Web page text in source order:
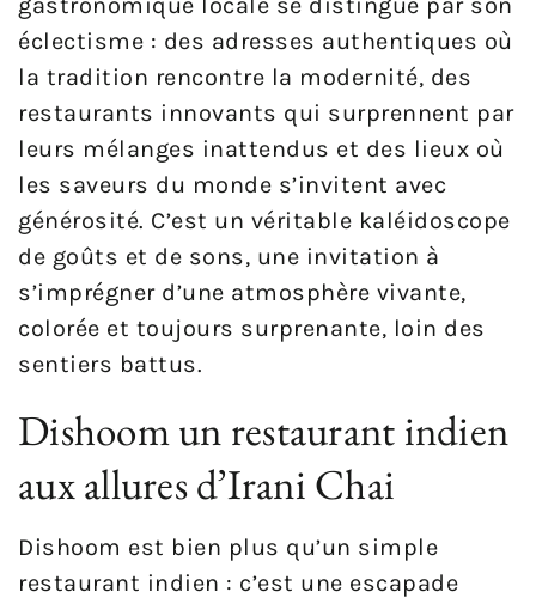
gastronomique locale se distingue par son
éclectisme : des adresses authentiques où
la tradition rencontre la modernité, des
restaurants innovants qui surprennent par
leurs mélanges inattendus et des lieux où
les saveurs du monde s’invitent avec
générosité. C’est un véritable kaléidoscope
de goûts et de sons, une invitation à
s’imprégner d’une atmosphère vivante,
colorée et toujours surprenante, loin des
sentiers battus.
Dishoom un restaurant indien
aux allures d’Irani Chai
Dishoom est bien plus qu’un simple
restaurant indien : c’est une escapade